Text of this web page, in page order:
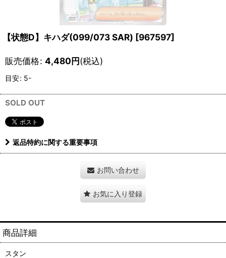
【状態D】キハダ(099/073 SAR) [967597]
販売価格: 4,480円(税込)
目安: 5-
SOLD OUT
返品特約に関する重要事項
お問い合わせ
お気に入り登録
商品詳細
スタン